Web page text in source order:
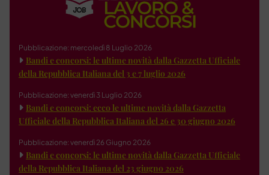
Pubblicazione: mercoledì 8 Luglio 2026
Bandi e concorsi: le ultime novità dalla Gazzetta Ufficiale
della Repubblica Italiana del 3 e 7 luglio 2026
Pubblicazione: venerdì 3 Luglio 2026
Bandi e concorsi: ecco le ultime novità dalla Gazzetta
Ufficiale della Repubblica Italiana del 26 e 30 giugno 2026
Pubblicazione: venerdì 26 Giugno 2026
Bandi e concorsi: le ultime novità dalla Gazzetta Ufficiale
della Repubblica Italiana del 23 giugno 2026